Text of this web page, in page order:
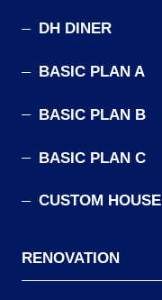
DH DINER
BASIC PLAN A
BASIC PLAN B
BASIC PLAN C
CUSTOM HOUSE
RENOVATION